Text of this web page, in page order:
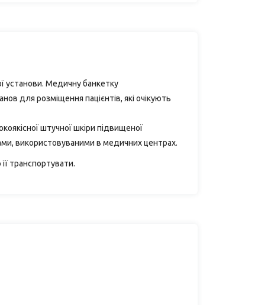
установи. Медичну банкетку
для розміщення пацієнтів, які очікують
штучної шкіри підвищеної
використовуваними в медичних центрах.
транспортувати.